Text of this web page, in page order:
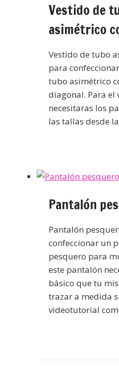
Vestido de
asimétrico
Vestido de tubo
para
tubo asimétrico
diagonal. Para el
necesitaras los
las tallas desde
Pantalón
Pantalón
confeccionar un
pesquero para
este pantalón
básico que tu
trazar a medida
videotutorial